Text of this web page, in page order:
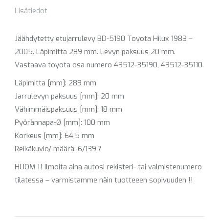
Lisätiedot
Jäähdytetty etujarrulevy BD-5190 Toyota Hilux 1983 –
2005. Läpimitta 289 mm. Levyn paksuus 20 mm.
Vastaava toyota osa numero 43512-35190, 43512-35110.
Läpimitta [mm]: 289 mm
Jarrulevyn paksuus [mm]: 20 mm
Vähimmäispaksuus [mm]: 18 mm
Pyörännapa-Ø [mm]: 100 mm
Korkeus [mm]: 64,5 mm
Reikäkuvio/-määrä: 6/139,7
HUOM !! Ilmoita aina autosi rekisteri- tai valmistenumero
tilatessa – varmistamme näin tuotteeen sopivuuden !!